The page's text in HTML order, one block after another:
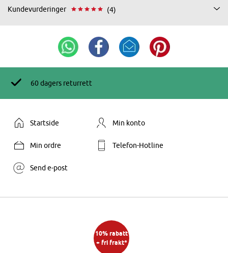
Kundevurderinger (4)
60 dagers returrett
Startside Min konto
Min ordre Telefon-Hotline
Send e-post
10% rabatt
+ fri frakt*